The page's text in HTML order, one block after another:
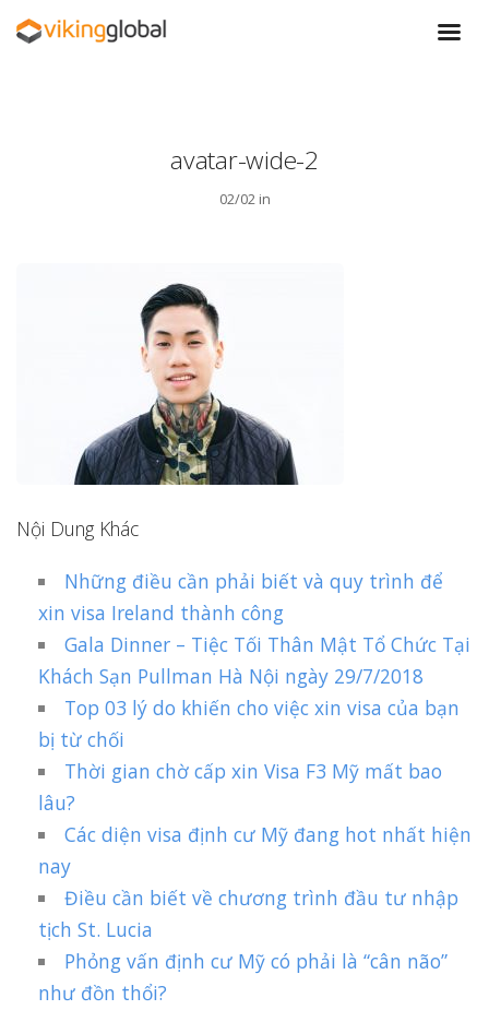
avatar-wide-2
02/02 in
Nội Dung Khác
Những điều cần phải biết và quy trình để
xin visa Ireland thành công
Gala Dinner – Tiệc Tối Thân Mật Tổ Chức Tại
Khách Sạn Pullman Hà Nội ngày 29/7/2018
Top 03 lý do khiến cho việc xin visa của bạn
bị từ chối
Thời gian chờ cấp xin Visa F3 Mỹ mất bao
lâu?
Các diện visa định cư Mỹ đang hot nhất hiện
nay
Điều cần biết về chương trình đầu tư nhập
tịch St. Lucia
Phỏng vấn định cư Mỹ có phải là “cân não”
như đồn thổi?